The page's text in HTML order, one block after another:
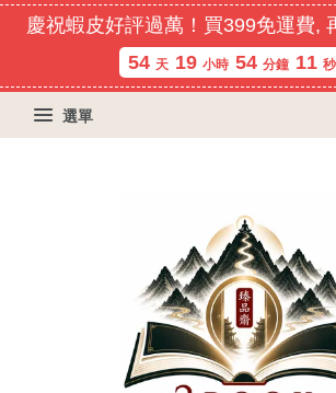
慶祝蝦皮好評過萬！買399免運費,
54 天 19 小時 54 分鐘 11 秒
選單